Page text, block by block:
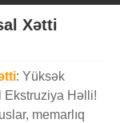
Xətti
: Yüksək
Ekstruziya Həlli!
memarlıq